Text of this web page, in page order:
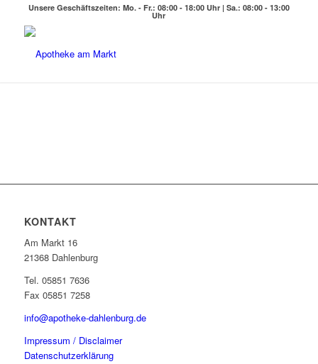
Unsere Geschäftszeiten: Mo. - Fr.: 08:00 - 18:00 Uhr | Sa.: 08:00 - 13:00
Uhr
KONTAKT
Am Markt 16
21368 Dahlenburg
Tel. 05851 7636
Fax 05851 7258
info@apotheke-dahlenburg.de
Impressum / Disclaimer
Datenschutzerklärung